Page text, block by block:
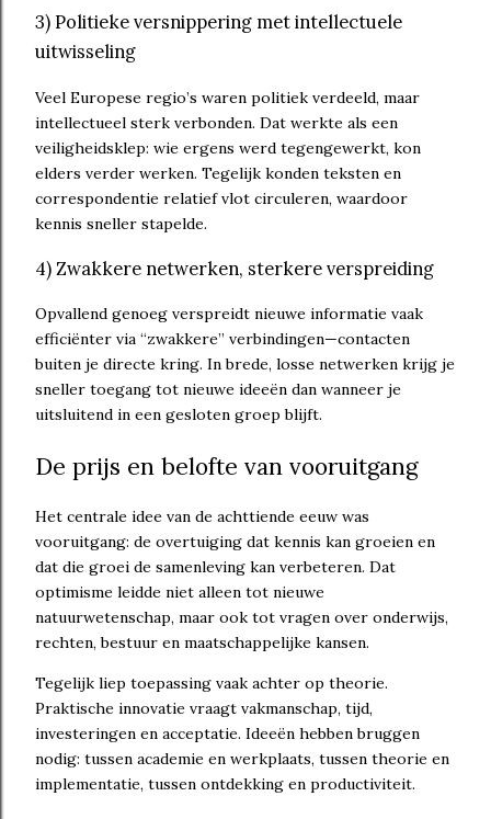
3) Politieke versnippering met intellectuele
uitwisseling
Veel Europese regio’s waren politiek verdeeld, maar
intellectueel sterk verbonden. Dat werkte als een
veiligheidsklep: wie ergens werd tegengewerkt, kon
elders verder werken. Tegelijk konden teksten en
correspondentie relatief vlot circuleren, waardoor
kennis sneller stapelde.
4) Zwakkere netwerken, sterkere verspreiding
Opvallend genoeg verspreidt nieuwe informatie vaak
efficiënter via “zwakkere” verbindingen—contacten
buiten je directe kring. In brede, losse netwerken krijg je
sneller toegang tot nieuwe ideeën dan wanneer je
uitsluitend in een gesloten groep blijft.
De prijs en belofte van vooruitgang
Het centrale idee van de achttiende eeuw was
vooruitgang: de overtuiging dat kennis kan groeien en
dat die groei de samenleving kan verbeteren. Dat
optimisme leidde niet alleen tot nieuwe
natuurwetenschap, maar ook tot vragen over onderwijs,
rechten, bestuur en maatschappelijke kansen.
Tegelijk liep toepassing vaak achter op theorie.
Praktische innovatie vraagt vakmanschap, tijd,
investeringen en acceptatie. Ideeën hebben bruggen
nodig: tussen academie en werkplaats, tussen theorie en
implementatie, tussen ontdekking en productiviteit.